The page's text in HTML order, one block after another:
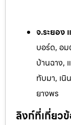
จ.ระยอง
บอร์ด, อ
บ้านฉาง,
ทับมา, เนิ
ยางพร
ลิงก์ที่เกี่ยว